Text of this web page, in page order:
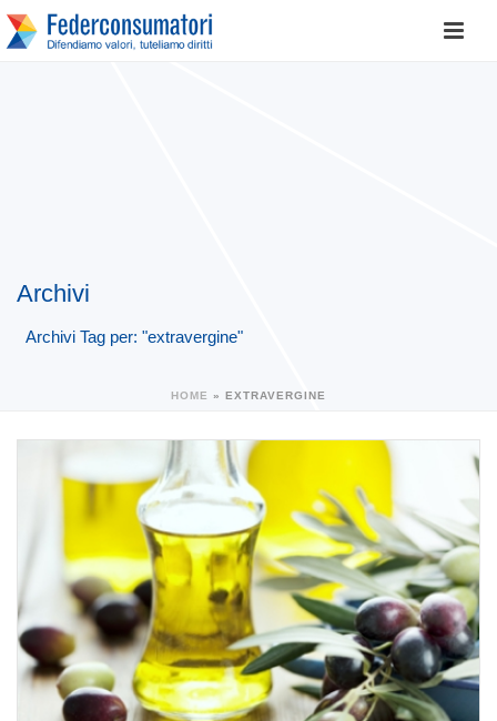
Archivi
Archivi Tag per: "extravergine"
HOME » EXTRAVERGINE